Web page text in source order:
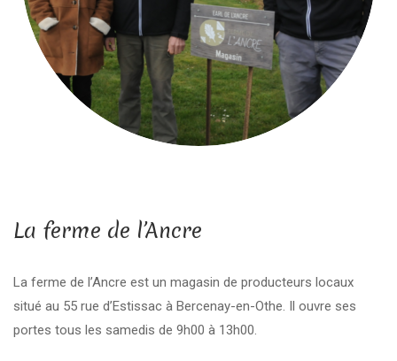
La ferme de l’Ancre
La ferme de l’Ancre est un magasin de producteurs locaux
situé au 55 rue d’Estissac à Bercenay-en-Othe. Il ouvre ses
portes tous les samedis de 9h00 à 13h00.